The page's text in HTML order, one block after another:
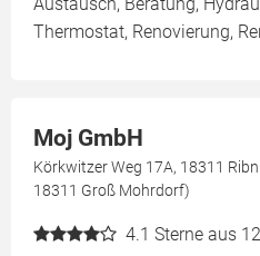
Austausch, Beratung,
Thermostat, Renovierung,
Moj GmbH
Körkwitzer Weg 17A, 18311
18311 Groß Mohrdorf)
4.1 Sterne aus